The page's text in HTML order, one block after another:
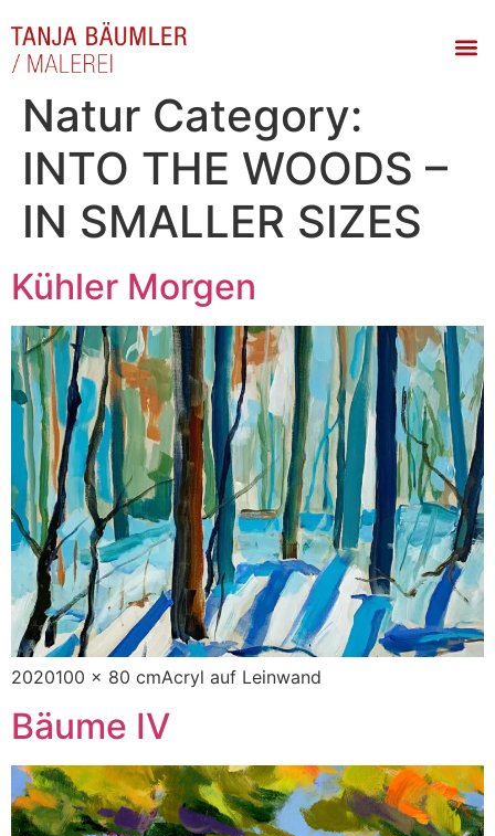
Natur Category:
INTO THE WOODS –
IN SMALLER SIZES
Kühler Morgen
2020100 x 80 cmAcryl auf Leinwand
Bäume IV